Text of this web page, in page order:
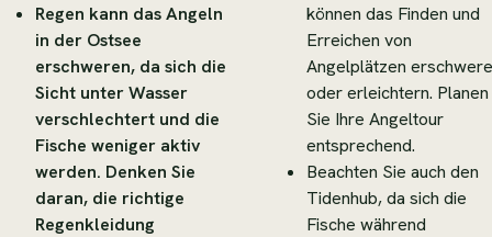
Regen kann das Angeln
in der Ostsee
erschweren, da sich die
Sicht unter Wasser
verschlechtert und die
Fische weniger aktiv
werden. Denken Sie
daran, die richtige
Regenkleidung
können das Finden und
Erreichen von
Angelplätzen
oder erleichtern. Planen
Sie Ihre Angeltour
entsprechend.
Beachten Sie auch den
Tidenhub, da sich die
Fische während